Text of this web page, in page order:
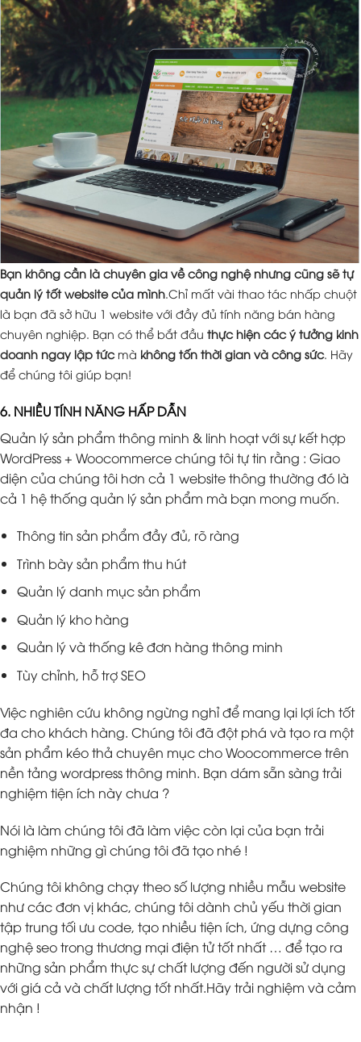
Bạn không cần là chuyên gia về công nghệ nhưng cũng sẽ tự
quản lý tốt website của mình.Chỉ mất vài thao tác nhấp chuột
là bạn đã sở hữu 1 website với đầy đủ tính năng bán hàng
chuyên nghiệp. Bạn có thể bắt đầu thực hiện các ý tưởng kinh
doanh ngay lập tứcmà không tốn thời gian và công sức. Hãy
để chúng tôi giúp bạn!
6. NHIỀU TÍNH NĂNG HẤP DẪN
Quản lý sản phẩm thông minh & linh hoạt với sự kết hợp
WordPress + Woocommerce chúng tôi tự tin rằng : Giao
diện của chúng tôi hơn cả 1 website thông thường đó là
cả 1 hệ thống quản lý sản phẩm mà bạn mong muốn.
Thông tin sản phẩm đầy đủ, rõ ràng
Trình bày sản phẩm thu hút
Quản lý danh mục sản phẩm
Quản lý kho hàng
Quản lý và thống kê đơn hàng thông minh
Tùy chỉnh, hỗ trợ SEO
Việc nghiên cứu không ngừng nghỉ để mang lại lợi ích tốt
đa cho khách hàng. Chúng tôi đã đột phá và tạo ra một
sản phẩm kéo thả chuyên mục cho Woocommerce trên
nền tảng wordpress thông minh. Bạn dám sẵn sàng trải
nghiệm tiện ích này chưa ?
Nói là làm chúng tôi đã làm việc còn lại của bạn trải
nghiệm những gì chúng tôi đã tạo nhé !
Chúng tôi không chạy theo số lượng nhiều mẫu website
như các đơn vị khác, chúng tôi dành chủ yếu thời gian
tập trung tối ưu code, tạo nhiều tiện ích, ứng dựng công
nghệ seo trong thương mại điện tử tốt nhất … để tạo ra
những sản phẩm thực sự chất lượng đến người sử dụng
với giá cả và chất lượng tốt nhất.Hãy trải nghiệm và cảm
nhận !